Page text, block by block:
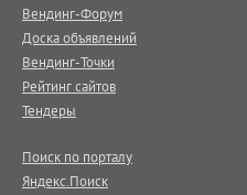
Вендинг-Форум
Доска объявлений
Вендинг-Точки
Рейтинг сайтов
Тендеры
Поиск по порталу
Яндекс.Поиск